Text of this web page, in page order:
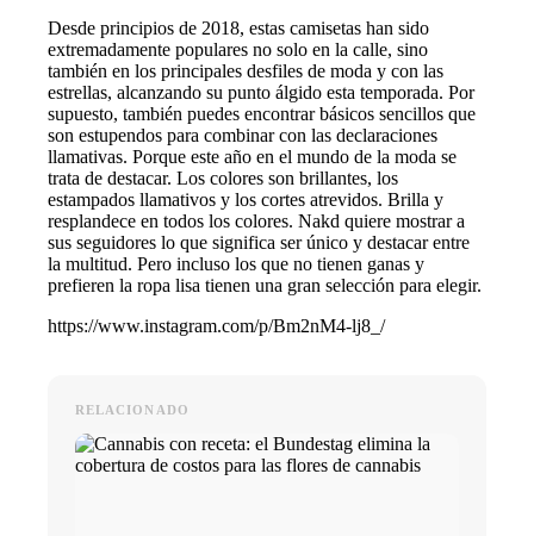
Desde principios de 2018, estas camisetas han sido
extremadamente populares no solo en la calle, sino
también en los principales desfiles de moda y con las
estrellas, alcanzando su punto álgido esta temporada. Por
supuesto, también puedes encontrar básicos sencillos que
son estupendos para combinar con las declaraciones
llamativas. Porque este año en el mundo de la moda se
trata de destacar. Los colores son brillantes, los
estampados llamativos y los cortes atrevidos. Brilla y
resplandece en todos los colores. Nakd quiere mostrar a
sus seguidores lo que significa ser único y destacar entre
la multitud. Pero incluso los que no tienen ganas y
prefieren la ropa lisa tienen una gran selección para elegir.
https://www.instagram.com/p/Bm2nM4-lj8_/
RELACIONADO